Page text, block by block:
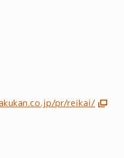
pr/reikai/